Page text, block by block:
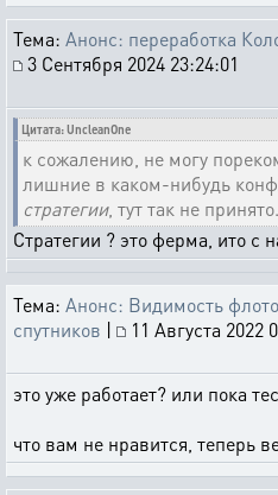
Тема: Анонс: переработка
3 Сентября 2024 23:24:01
Цитата: UncleanOne
к сожалению, не могу
лишние в каком-нибудь
стратегии, тут так не принято.
Стратегии ? это ферма, ито с
Тема: Анонс: Видимость
спутников |
11 Августа 2022
это уже работает? или пока
что вам не нравится, теперь